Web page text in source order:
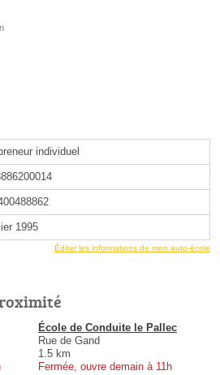
individuel
1995
Éditer les informations de mon auto-école
École de Conduite le Pallec
Rue de Gand
1.5 km
Fermée, ouvre demain à 11h